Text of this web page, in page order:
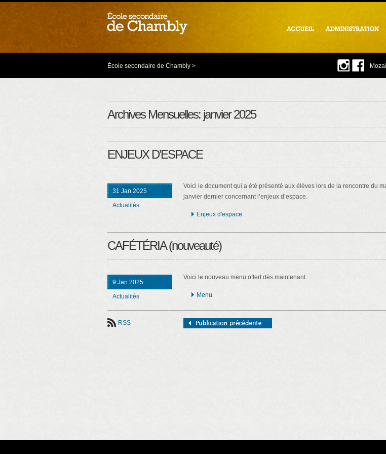
École secondaire de Chambly >
Archives Mensuelles: janvier 2025
ENJEUX D’ESPACE
31 Jan 2025
Actualités
Voici le document qui a été présenté aux élèves lors de la rencontre du
janvier dernier concernant l’enjeux d’espace.
Enjeux d'espace
CAFÉTÉRIA (nouveauté)
9 Jan 2025
Actualités
Voici le nouveau menu offert dès maintenant.
Menu
RSS